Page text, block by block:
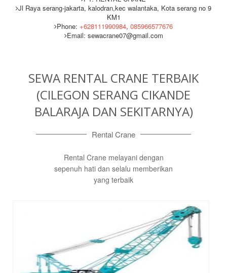
Jl Raya serang-jakarta, kalodran,kec walantaka, Kota serang no 9
KM1
Phone: +628111990984, 085966577676
Email: sewacrane07@gmail.com
SEWA RENTAL CRANE TERBAIK
(CILEGON SERANG CIKANDE
BALARAJA DAN SEKITARNYA)
Rental Crane
Rental Crane melayani dengan
sepenuh hati dan selalu memberikan
yang terbaik